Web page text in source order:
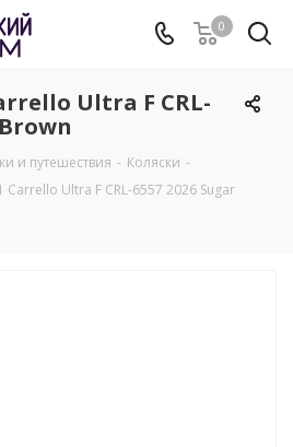
0
Ultra F CRL-
и путешествия - Коляски -
Carrello Ultra F CRL-6557 2026 Sugar